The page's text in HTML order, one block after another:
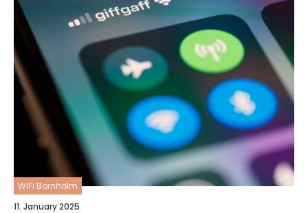
WiFi Bornholm
11. January 2025